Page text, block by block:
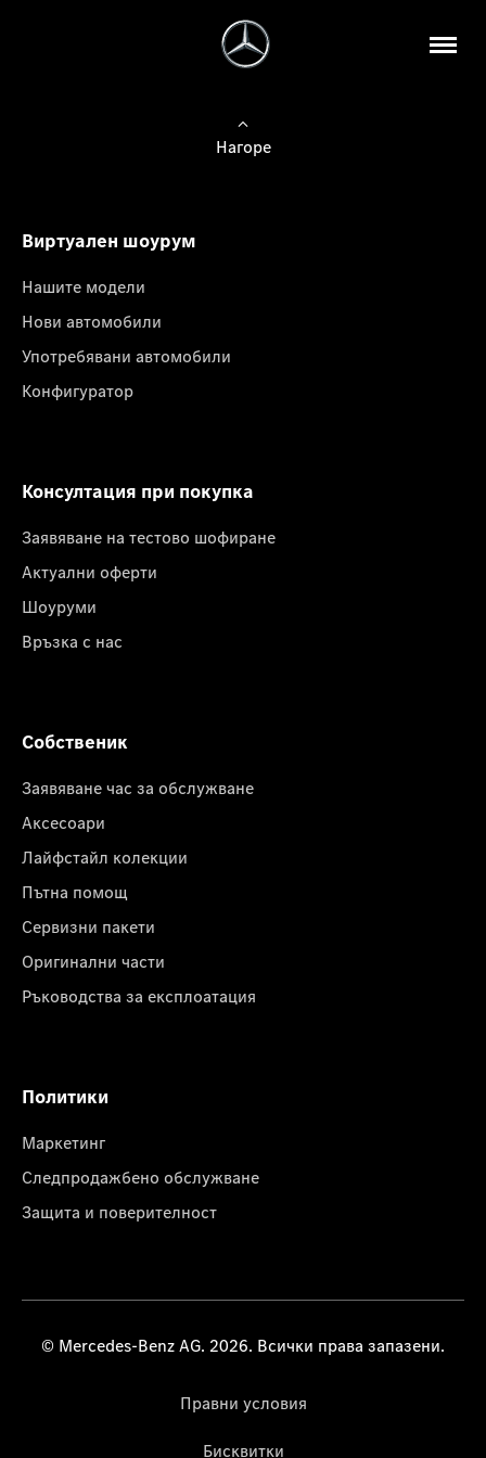
Нагоре
Виртуален шоурум
Нашите модели
Нови автомобили
Употребявани автомобили
Конфигуратор
Консултация при покупка
Заявяване на тестово шофиране
Актуални оферти
Шоуруми
Връзка с нас
Собственик
Заявяване час за обслужване
Аксесоари
Лайфстайл колекции
Пътна помощ
Сервизни пакети
Оригинални части
Ръководства за експлоатация
Политики
Маркетинг
Следпродажбено обслужване
Защита и поверителност
© Mercedes-Benz AG. 2026. Всички права запазени.
Правни условия
Бисквитки